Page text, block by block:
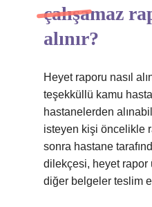
çalışamaz
alınır?
Heyet raporu nasıl
teşekküllü kamu
hastanelerden
isteyen kişi öncelikle
sonra hastane
dilekçesi, heyet rapor
diğer belgeler teslim